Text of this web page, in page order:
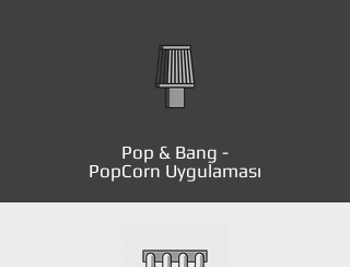
Pop & Bang -
PopCorn Uygulaması